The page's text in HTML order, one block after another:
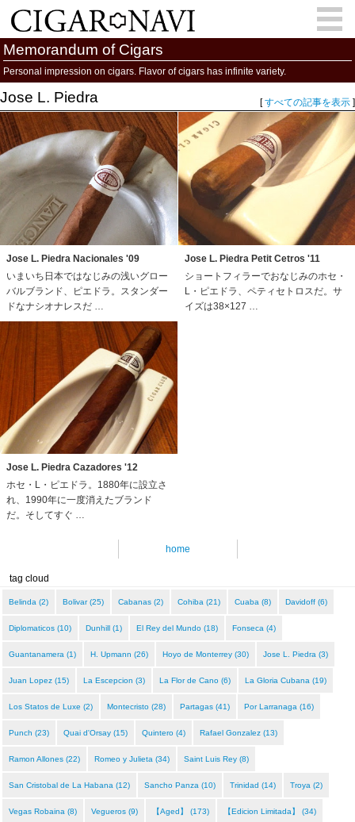
会員登録 サインイン
How to Cigar? Cigar Location
Cigar Information Cigar Column
Memorandum 葉巻人
Cigar Map
Memorandum of Cigars
Personal impression on cigars. Flavor of cigars has infinite variety.
Jose L. Piedra [すべての記事を表示 ]
Jose L. Piedra Nacionales '09
いまいち日本ではなじみの浅いグロー
バルブランド、ピエドラ。スタンダー
ドなナシオナレスだ …
Jose L. Piedra Petit Cetros '11
ショートフィラーでおなじみのホセ・
L・ピエドラ、ペティセトロスだ。サ
イズは38×127 …
Jose L. Piedra Cazadores '12
ホセ・L・ピエドラ。1880年に設立さ
れ、1990年に一度消えたブランド
だ。そしてすぐ …
home
tag cloud
Belinda (2) Bolivar (25) Cabanas (2) Cohiba (21) Cuaba (8) Davidoff (6)
Diplomaticos (10) Dunhill (1) El Rey del Mundo (18) Fonseca (4)
Guantanamera (1) H. Upmann (26) Hoyo de Monterrey (30) Jose L. Piedra (3)
Juan Lopez (15) La Escepcion (3) La Flor de Cano (6) La Gloria Cubana (19)
Los Statos de Luxe (2) Montecristo (28) Partagas (41) Por Larranaga (16)
Punch (23) Quai d'Orsay (15) Quintero (4) Rafael Gonzalez (13)
Ramon Allones (22) Romeo y Julieta (34) Saint Luis Rey (8)
San Cristobal de La Habana (12) Sancho Panza (10) Trinidad (14) Troya (2)
Vegas Robaina (8) Vegueros (9) 【Aged】 (173) 【Edicion Limitada】 (34)